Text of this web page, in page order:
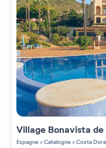
Village Bonavista
Espagne>Catalogne>Costa